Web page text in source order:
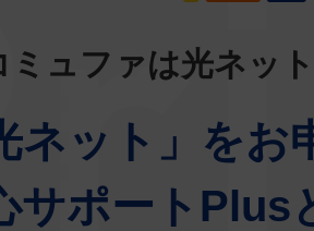
ミュファは光ネッ
ット」をお
サポートPlus